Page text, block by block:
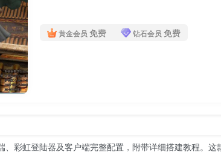
黄金会员 免费 钻石会员 免费
彩虹登陆器及客户端完整配置，附带详细搭建教程。